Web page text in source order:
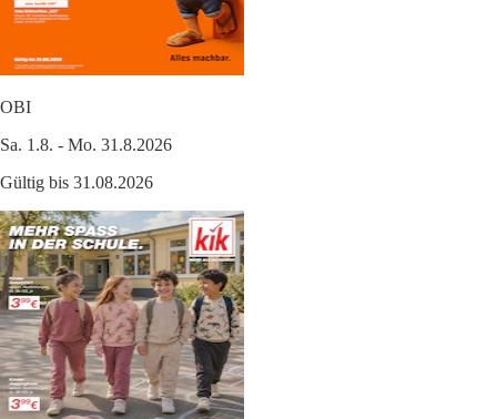
OBI
Sa. 1.8. - Mo. 31.8.2026
Gültig bis 31.08.2026